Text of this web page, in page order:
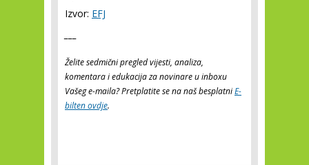
Izvor: EFJ
Želite sedmični pregled vijesti, analiza,
komentara i edukacija za novinare u inboxu
Vašeg e-maila? Pretplatite se na naš besplatniE-
bilten ovdje.